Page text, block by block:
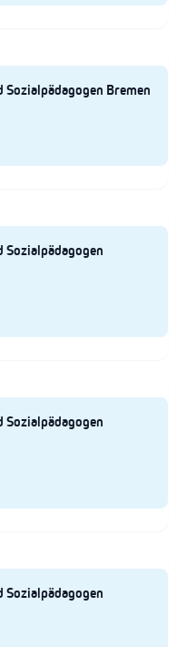
Bremen
Sozialpädagogen
Sozialpädagogen
Sozialpädagogen